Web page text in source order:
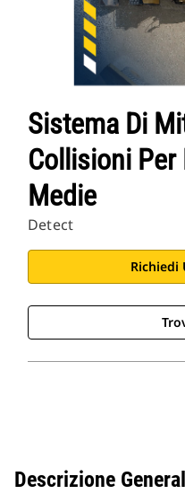
Sistema Di
Collisioni Per
Medie
Detect
Richiedi
Descrizione